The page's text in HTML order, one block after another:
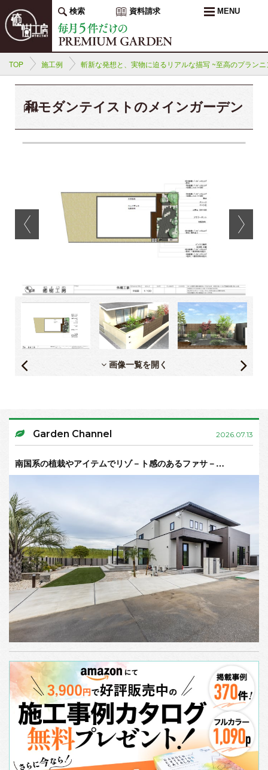
検索 資料請求 MENU
TOP 施工例 斬新な発想と、実物に迫るリアルな描写 ~至高のプラン
和モダンテイストのメインガーデン
画像一覧を開く
Garden Channel 2026.07.13
南国系の植栽やアイテムでリゾ－ト感のあるファサ－…